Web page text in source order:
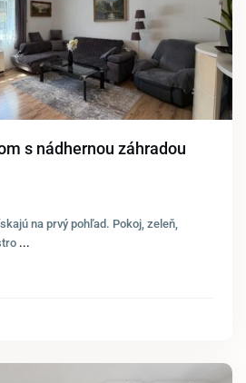
s nádhernou záhradou
na prvý pohľad. Pokoj, zeleň,
...